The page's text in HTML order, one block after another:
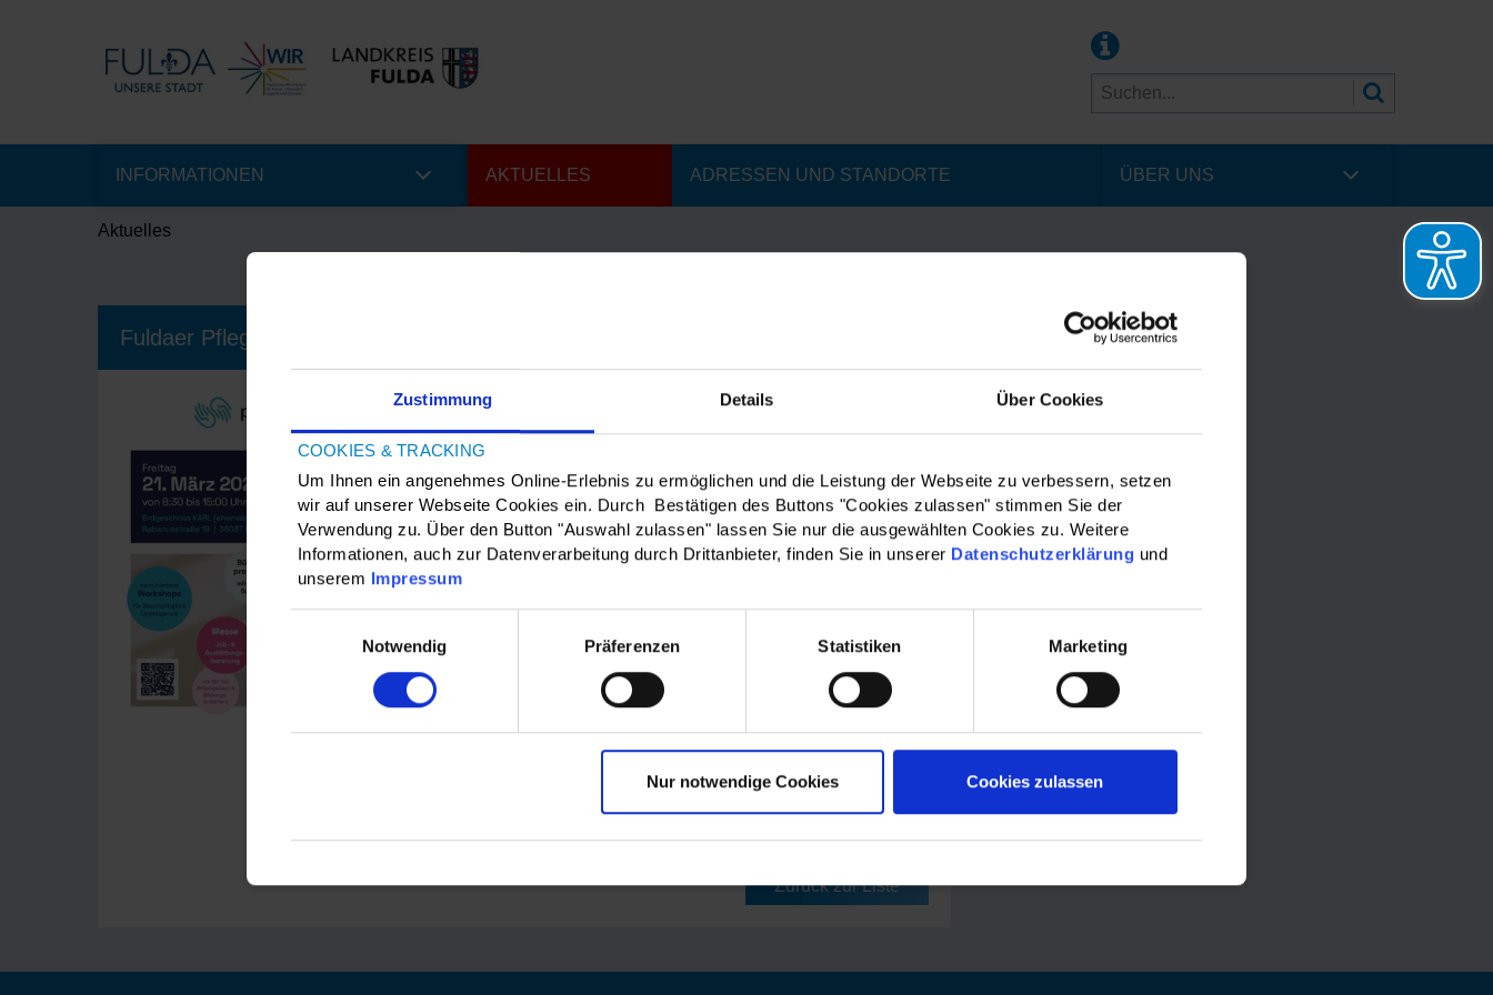
Zustimmung Details Über Cookies
COOKIES & TRACKING
Um Ihnen ein angenehmes Online-Erlebnis zu ermöglichen und die Leistung der Webseite zu verbessern, setzen
wir auf unserer Webseite Cookies ein. Durch Bestätigen des Buttons "Cookies zulassen" stimmen Sie der
Verwendung zu. Über den Button "Auswahl zulassen" lassen Sie nur die ausgewählten Cookies zu. Weitere
Informationen, auch zur Datenverarbeitung durch Drittanbieter, finden Sie in unserer Datenschutzerklärung und
unserem Impressum
Notwendig
Präferenzen Statistiken Marketing
Nur notwendige Cookies Cookies zulassen
INFORMATIONEN AKTUELLES ADRESSEN UND STANDORTE ÜBER UNS
Aktuelles
Fuldaer Pflegeforum 2025
13.01.2025 Alle News
Auf dem Pflegeforum, erhalten Sie Informationen rund um das
Thema Ausbildung und Weiterbildung in der Pflege.
Das Pflegeforum findet dieses Jahr amFreitag, den 21.03.2025im
KARL statt (ehemals Kaufhaus Kerber, Zugang über Lindenstraße
14).
Es erwartet Sie ein vielfältiges Bühnenprogramm und
verschiedene Workshop-Angebote.
Auf der Pflegebörse, haben Sie die Möglichkeit mit Arbeitgebern in
den Kontakt zu kommen und sich untereinander auszutauschen.
Weitere Informationen finden Sie hier:
www.pflegeforum-fulda.de
oder in demFlyer.
Zurück zur Liste